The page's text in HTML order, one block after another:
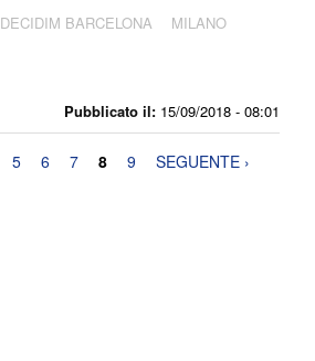
Pubblicato il: 15/09/2018 - 08:01
DECIDIM BARCELONA
MILANO
5 6 7 8 9
SEGUENTE ›